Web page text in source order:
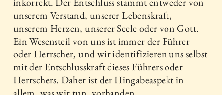
unserem Verstand, unserer Lebenskraft,
unserem Herzen, unserer Seele oder von Gott.
Ein Wesensteil von uns ist immer der Führer
oder Herrscher, und wir identifizieren uns selbst
mit der Entschlusskraft dieses Führers oder
Herrschers. Daher ist der Hingabeaspekt in